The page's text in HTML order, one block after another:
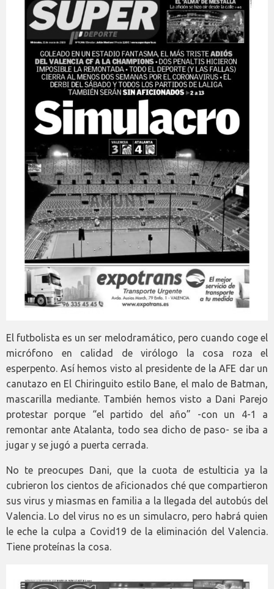
El futbolista es un ser melodramático, pero cuando coge el
micrófono en calidad de virólogo la cosa roza el
esperpento. Así hemos visto al presidente de la AFE dar un
canutazo en El Chiringuito estilo Bane, el malo de Batman,
mascarilla mediante. También hemos visto a Dani Parejo
protestar porque “el partido del año” -con un 4-1 a
remontar ante Atalanta, todo sea dicho de paso- se iba a
jugar y se jugó a puerta cerrada.
No te preocupes Dani, que la cuota de estulticia ya la
cubrieron los cientos de aficionados ché que compartieron
sus virus y miasmas en familia a la llegada del autobús del
Valencia. Lo del virus no es un simulacro, pero habrá quien
le eche la culpa a Covid19 de la eliminación del Valencia.
Tiene proteínas la cosa.